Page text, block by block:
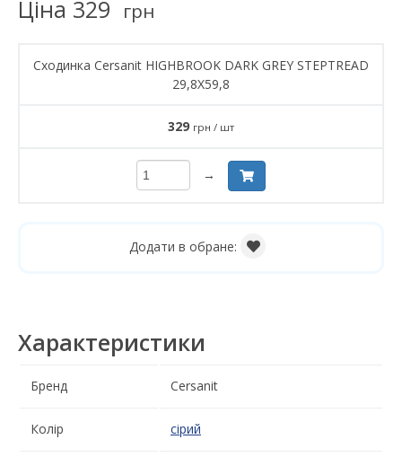
Ціна 329 грн
Сходинкa Cersanit HIGHBROOK DARK GREY STEPTREAD
29,8X59,8
329 грн / шт
→
Додати в обране:
Характеристики
Бренд Cersanit
Колір сірий